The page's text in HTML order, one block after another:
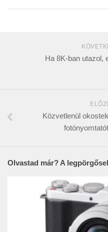
Ha 8K-ban utazol,
Közvetlenül
Olvastad már? A